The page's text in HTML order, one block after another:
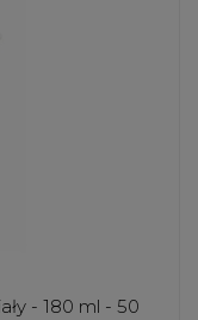
- 180 ml - 50